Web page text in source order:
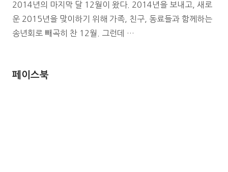
2014년의 마지막 달 12월이 왔다. 2014년을 보내고, 새로
운 2015년을 맞이하기 위해 가족, 친구, 동료들과 함께하는
송년회로 빼곡히 찬 12월. 그런데 …
페이스북